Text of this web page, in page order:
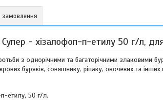
замовлення
- хізалофоп-п-етилу 50 г/л,
з однорічними та багаторічними злаковими
буряків, соняшнику, ріпаку, овочевих та інших
п-етилу, 50 г/л.